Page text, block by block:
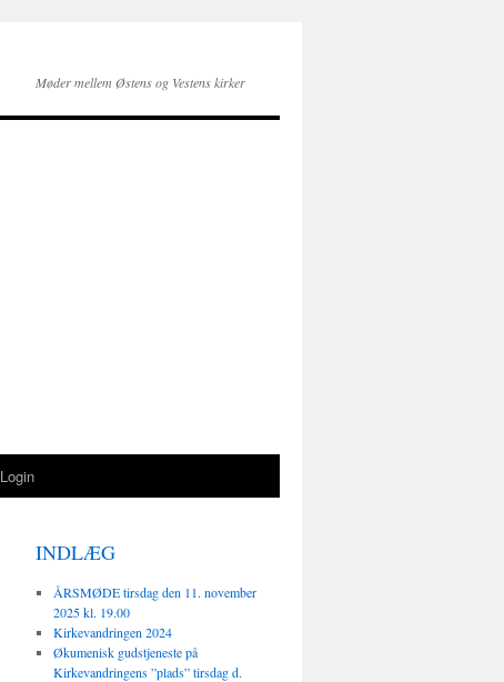
Møder mellem Østens og Vestens kirker
Login
INDLÆG
ÅRSMØDE tirsdag den 11. november
2025 kl. 19.00
Kirkevandringen 2024
Økumenisk gudstjeneste på
Kirkevandringens ”plads” tirsdag d.